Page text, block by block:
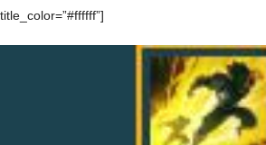
title_color=”#ffffff”]